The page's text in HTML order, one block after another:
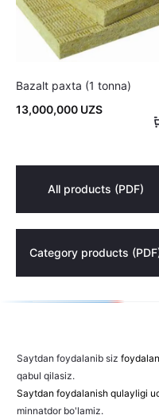
Bazalt paxta (1 tonna)
13,000,000 UZS
All products (PDF)
Category products
Saytdan foydalanib siz
qabul qilasiz.
Saytdan foydalanish qulayligi
minnatdor bo'lamiz.